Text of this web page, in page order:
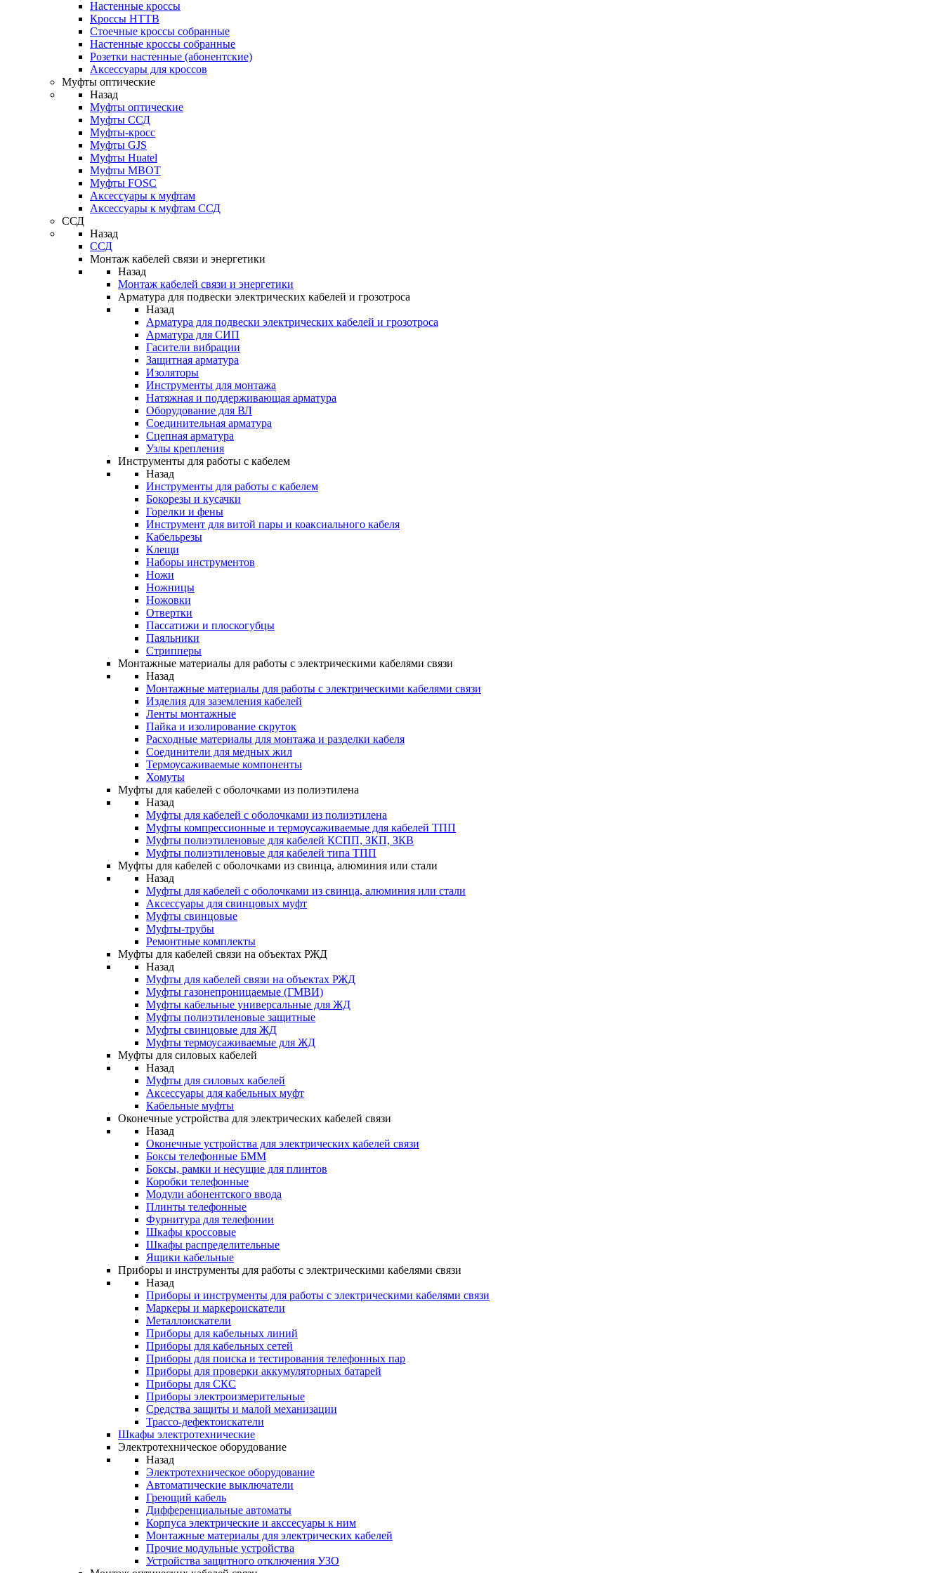
Настенные кроссы
Кроссы HTTB
Стоечные кроссы собранные
Настенные кроссы собранные
Розетки настенные (абонентские)
Аксессуары для кроссов
Муфты оптические
Назад
Муфты оптические
Муфты ССД
Муфты-кросс
Муфты GJS
Муфты Huatel
Муфты МВОТ
Муфты FOSC
Аксессуары к муфтам
Аксессуары к муфтам ССД
ССД
Назад
ССД
Монтаж кабелей связи и энергетики
Назад
Монтаж кабелей связи и энергетики
Арматура для подвески электрических кабелей и грозотроса
Назад
Арматура для подвески электрических кабелей и грозотроса
Арматура для СИП
Гасители вибрации
Защитная арматура
Изоляторы
Инструменты для монтажа
Натяжная и поддерживающая арматура
Оборудование для ВЛ
Соединительная арматура
Сцепная арматура
Узлы крепления
Инструменты для работы с кабелем
Назад
Инструменты для работы с кабелем
Бокорезы и кусачки
Горелки и фены
Инструмент для витой пары и коаксиального кабеля
Кабельрезы
Клещи
Наборы инструментов
Ножи
Ножницы
Ножовки
Отвертки
Пассатижи и плоскогубцы
Паяльники
Стрипперы
Монтажные материалы для работы с электрическими кабелями связи
Назад
Монтажные материалы для работы с электрическими кабелями связи
Изделия для заземления кабелей
Ленты монтажные
Пайка и изолирование скруток
Расходные материалы для монтажа и разделки кабеля
Соединители для медных жил
Термоусаживаемые компоненты
Хомуты
Муфты для кабелей с оболочками из полиэтилена
Назад
Муфты для кабелей с оболочками из полиэтилена
Муфты компрессионные и термоусаживаемые для кабелей ТПП
Муфты полиэтиленовые для кабелей КСПП, ЗКП, ЗКВ
Муфты полиэтиленовые для кабелей типа ТПП
Муфты для кабелей с оболочками из свинца, алюминия или стали
Назад
Муфты для кабелей с оболочками из свинца, алюминия или стали
Аксессуары для свинцовых муфт
Муфты свинцовые
Муфты-трубы
Ремонтные комплекты
Муфты для кабелей связи на объектах РЖД
Назад
Муфты для кабелей связи на объектах РЖД
Муфты газонепроницаемые (ГМВИ)
Муфты кабельные универсальные для ЖД
Муфты полиэтиленовые защитные
Муфты свинцовые для ЖД
Муфты термоусаживаемые для ЖД
Муфты для силовых кабелей
Назад
Муфты для силовых кабелей
Аксессуары для кабельных муфт
Кабельные муфты
Оконечные устройства для электрических кабелей связи
Назад
Оконечные устройства для электрических кабелей связи
Боксы телефонные БММ
Боксы, рамки и несущие для плинтов
Коробки телефонные
Модули абонентского ввода
Плинты телефонные
Фурнитура для телефонии
Шкафы кроссовые
Шкафы распределительные
Ящики кабельные
Приборы и инструменты для работы с электрическими кабелями связи
Назад
Приборы и инструменты для работы с электрическими кабелями связи
Маркеры и маркероискатели
Металлоискатели
Приборы для кабельных линий
Приборы для кабельных сетей
Приборы для поиска и тестирования телефонных пар
Приборы для проверки аккумуляторных батарей
Приборы для СКС
Приборы электроизмерительные
Средства защиты и малой механизации
Трассо-дефектоискатели
Шкафы электротехнические
Электротехническое оборудование
Назад
Электротехническое оборудование
Автоматические выключатели
Греющий кабель
Дифференциальные автоматы
Корпуса электрические и акссесуары к ним
Монтажные материалы для электрических кабелей
Прочие модульные устройства
Устройства защитного отключения УЗО